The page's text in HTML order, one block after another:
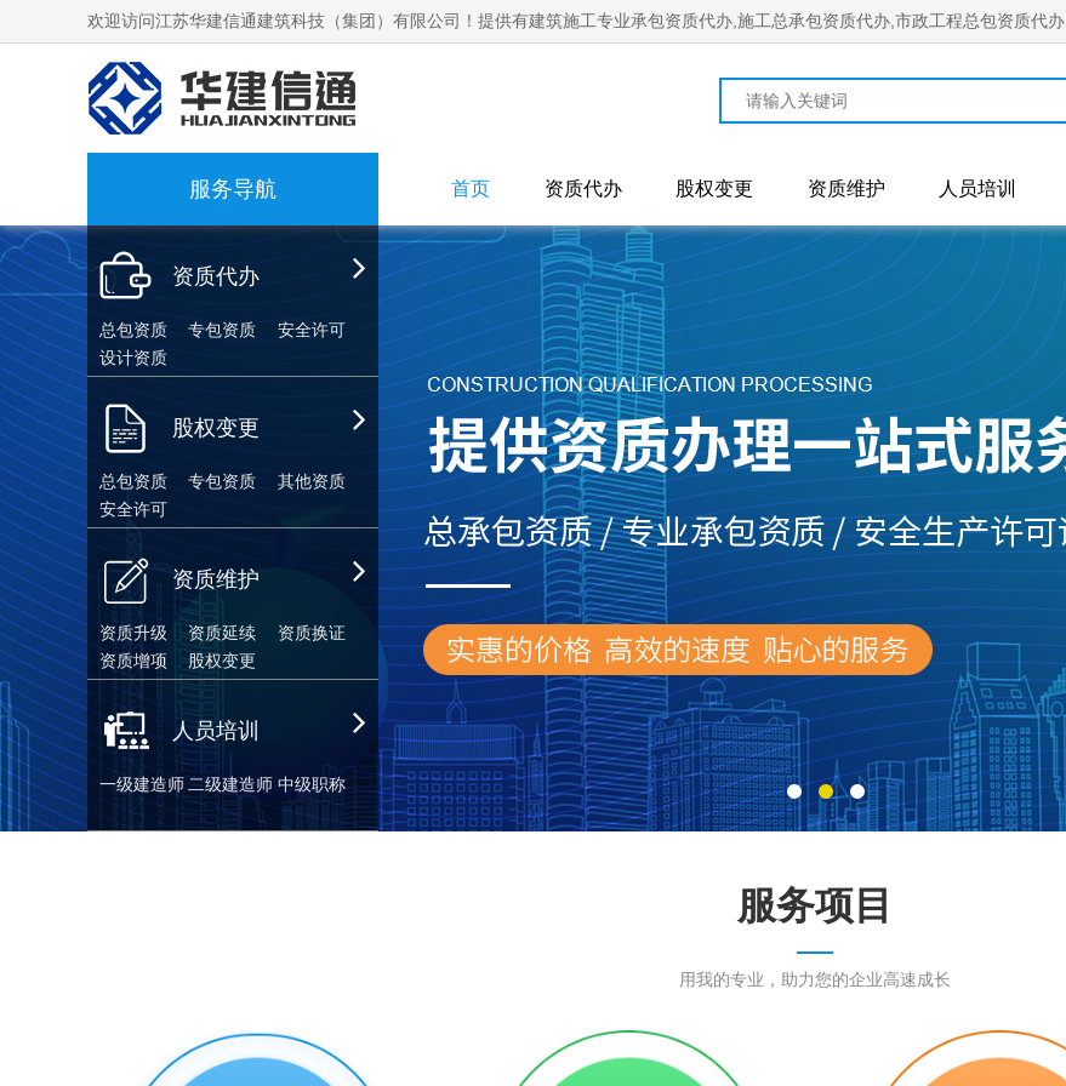
欢迎访问江苏华建信通建筑科技（集团）有限公司！提供有建筑施工专业承包资质代办,施工总承包资质代办,市政工程总包资质代办
服务导航
资质代办
总包资质 专包资质
安全许可
设计资质
股权变更
总包资质 专包资质
其他资质
安全许可
资质维护
资质升级 资质延续
资质换证
资质增项
股权变更
人员培训
一级建造师 二级建造师 中级职称
首页 资质代办 股权变更 资质维护 人员培训
服务项目
用我的专业，助力您的企业高速成长